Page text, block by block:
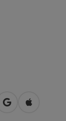
open in Google
Open in